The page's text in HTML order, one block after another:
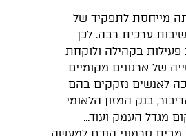
מייחסת לתפקיד של
ערכית רבה. לכן
בקהילה ולוקחת
של ארגונים מקומיים
לאנשים נזקקים בהם
בנק המזון הלאומי
מגדל העמק ועוד...